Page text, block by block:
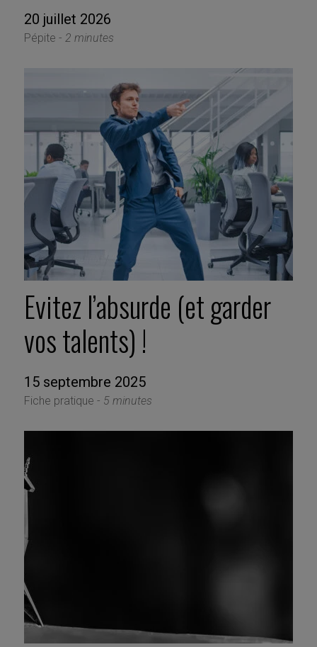
20 juillet 2026
Pépite - 2 minutes
Evitez l’absurde (et garder
vos talents) !
15 septembre 2025
Fiche pratique - 5 minutes